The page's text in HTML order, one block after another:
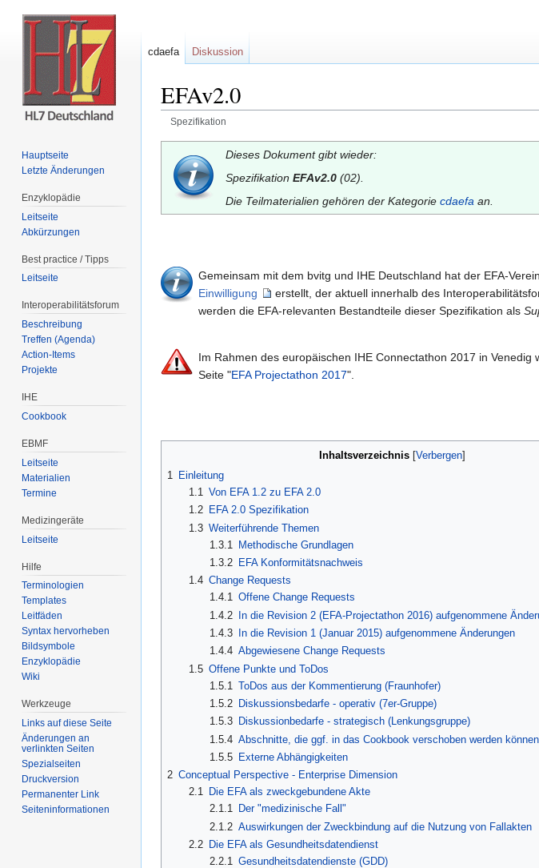
EFAv2.0
Spezifikation
Dieses Dokument gibt wieder:
Spezifikation EFAv2.0(02).
Die Teilmaterialien gehören der Kategorie cdaefa an.
Gemeinsam mit dem bvitg und IHE Deutschland hat der EFA-
Einwilligung
erstellt, der aktuell innerhalb des
werden die EFA-relevanten Bestandteile dieser Spezifikation als
Im Rahmen des europäischen IHE Connectathon 2017 in
Seite "EFA Projectathon 2017".
Inhaltsverzeichnis[ Verbergen]
1
Einleitung
1.1
Von EFA 1.2 zu EFA 2.0
1.2
EFA 2.0 Spezifikation
1.3 Weiterführende Themen
1.3.1
Methodische Grundlagen
1.3.2 EFA Konformitätsnachweis
1.4 Change Requests
1.4.1 Offene Change Requests
1.4.2 In die Revision 2 (EFA-Projectathon 2016) aufgenommene
1.4.3
In die Revision 1 (Januar 2015) aufgenommene Änderungen
1.4.4 Abgewiesene Change Requests
1.5 Offene Punkte und ToDos
1.5.1
ToDos aus der Kommentierung (Fraunhofer)
1.5.2 Diskussionsbedarfe - operativ (7er-Gruppe)
1.5.3 Diskussionbedarfe - strategisch (Lenkungsgruppe)
1.5.4 Abschnitte, die ggf. in das Cookbook verschoben werden können
1.5.5 Externe Abhängigkeiten
2 Conceptual Perspective - Enterprise Dimension
2.1
Die EFA als zweckgebundene Akte
2.1.1 Der "medizinische Fall"
2.1.2 Auswirkungen der Zweckbindung auf die Nutzung von Fallakten
2.2
Die EFA als Gesundheitsdatendienst
2.2.1
Gesundheitsdatendienste (GDD)
cdaefa Diskussion
Hauptseite
Letzte Änderungen
Enzyklopädie
Leitseite
Abkürzungen
Best practice / Tipps
Leitseite
Interoperabilitätsforum
Beschreibung
Treffen (Agenda)
Action-Items
Projekte
IHE
Cookbook
EBMF
Leitseite
Materialien
Termine
Medizingeräte
Leitseite
Hilfe
Terminologien
Templates
Leitfäden
Syntax hervorheben
Bildsymbole
Enzyklopädie
Wiki
Werkzeuge
Links auf diese Seite
Änderungen an
verlinkten Seiten
Spezialseiten
Druckversion
Permanenter Link
Seiten­informationen